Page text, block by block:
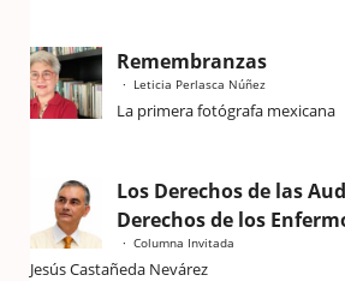
Remembranzas
Leticia Perlasca Núñez
La primera fotógrafa mexicana
Los Derechos de las
Derechos de los
Columna Invitada
Jesús Castañeda Nevárez